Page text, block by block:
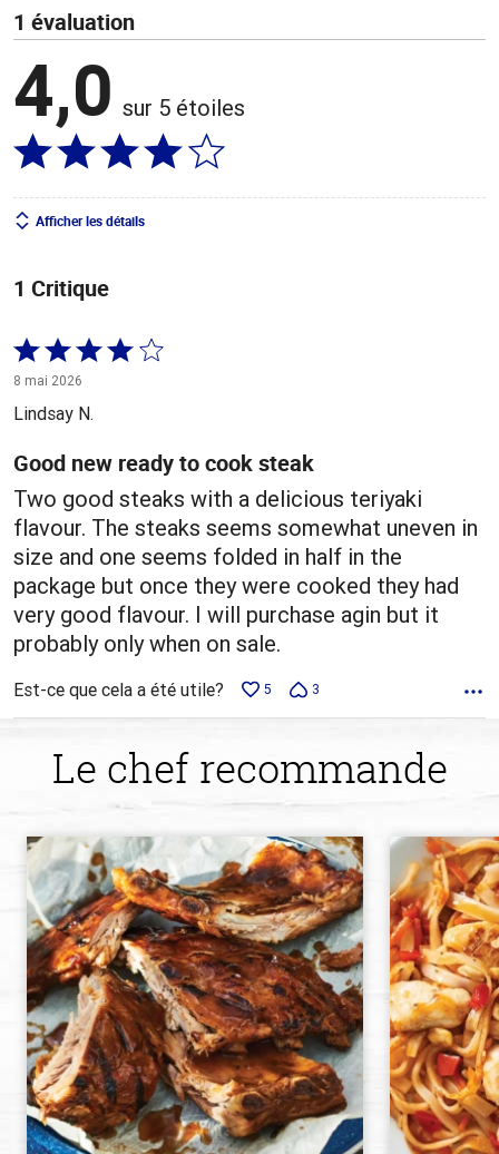
1 évaluation
4,0 sur 5 étoiles
Afficher les détails
1 Critique
Coté
4 sur
5
8 mai 2026
Lindsay N.
Good new ready to cook steak
Two good steaks with a delicious teriyaki
flavour. The steaks seems somewhat uneven in
size and one seems folded in half in the
package but once they were cooked they had
very good flavour. I will purchase agin but it
probably only when on sale.
Est-ce que cela a été utile? 5 3
Le chef recommande